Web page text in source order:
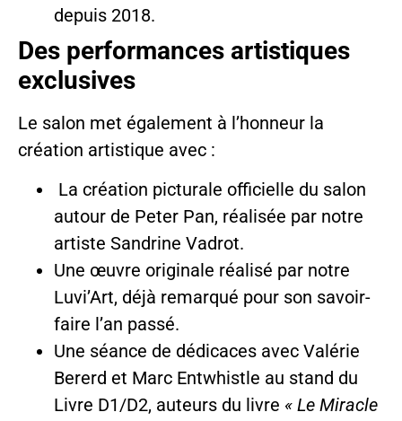
depuis 2018.
Des performances artistiques
exclusives
Le salon met également à l’honneur la
création artistique avec :
La création picturale officielle du salon
autour de Peter Pan, réalisée par notre
artiste Sandrine Vadrot.
Une œuvre originale réalisé par notre
Luvi’Art, déjà remarqué pour son savoir-
faire l’an passé.
Une séance de dédicaces avec Valérie
Bererd et Marc Entwhistle au stand du
Livre D1/D2, auteurs du livre « Le Miracle